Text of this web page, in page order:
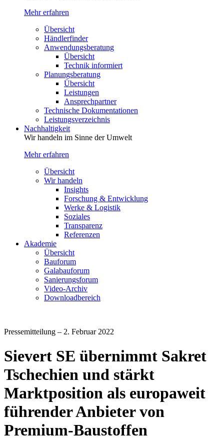
Mehr erfahren
Übersicht
Händlerfinder
Anwendungsberatung
Übersicht
Technik informiert
Planungsberatung
Übersicht
Leistungen
Ansprechpartner
Technische Dokumentationen
Leistungsverzeichnis
Nachhaltigkeit
Wir handeln im Sinne der Umwelt
Mehr erfahren
Übersicht
Wir handeln
Insights
Forschung & Entwicklung
Werke & Logistik
Soziales
Transparenz
Referenzen
Akademie
Übersicht
Bauforum
Galabauforum
Sanierungsforum
Video-Archiv
Downloadbereich
Pressemitteilung – 2. Februar 2022
Sievert SE übernimmt Sakret
Tschechien und stärkt
Marktposition als europaweit
führender Anbieter von
Premium-Baustoffen